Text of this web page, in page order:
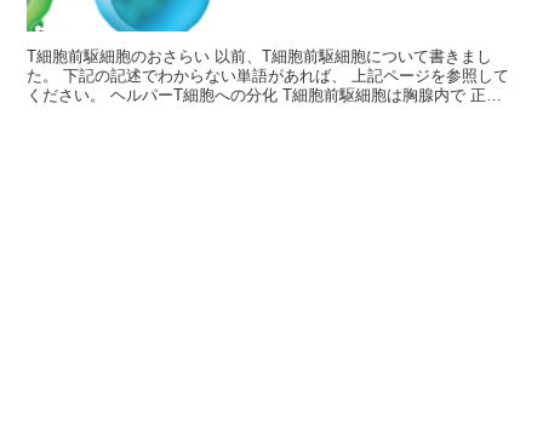
T細胞前駆細胞のおさらい 以前、T細胞前駆細胞について書きまし
た。 下記の記述でわからない単語があれば、 上記ページを参照して
ください。 ヘルパーT細胞への分化 T細胞前駆細胞は胸腺内で 正の